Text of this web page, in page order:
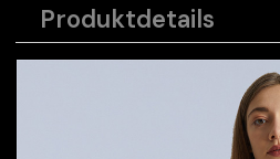
Produktdetails